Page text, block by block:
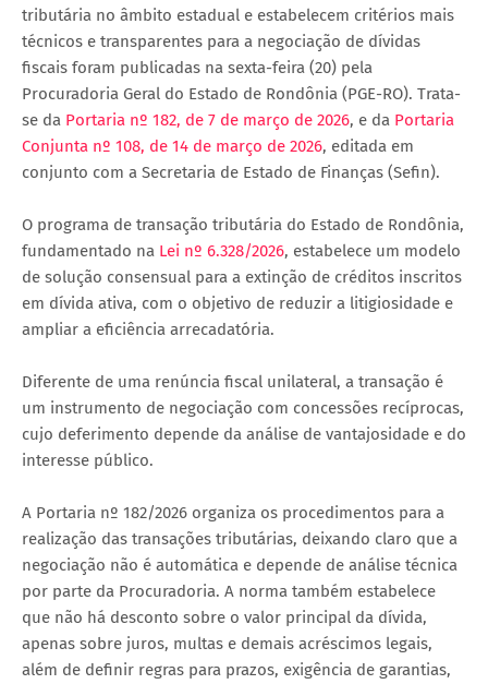
tributária no âmbito estadual e estabelecem critérios mais
técnicos e transparentes para a negociação de dívidas
fiscais foram publicadas na sexta-feira (20) pela
Procuradoria Geral do Estado de Rondônia (PGE-RO). Trata-
se da Portaria nº 182, de 7 de março de 2026, e da Portaria
Conjunta nº 108, de 14 de março de 2026, editada em
conjunto com a Secretaria de Estado de Finanças (Sefin).
O programa de transação tributária do Estado de Rondônia,
fundamentado na Lei nº 6.328/2026, estabelece um modelo
de solução consensual para a extinção de créditos inscritos
em dívida ativa, com o objetivo de reduzir a litigiosidade e
ampliar a eficiência arrecadatória.
Diferente de uma renúncia fiscal unilateral, a transação é
um instrumento de negociação com concessões recíprocas,
cujo deferimento depende da análise de vantajosidade e do
interesse público.
A Portaria nº 182/2026 organiza os procedimentos para a
realização das transações tributárias, deixando claro que a
negociação não é automática e depende de análise técnica
por parte da Procuradoria. A norma também estabelece
que não há desconto sobre o valor principal da dívida,
apenas sobre juros, multas e demais acréscimos legais,
além de definir regras para prazos, exigência de garantias,